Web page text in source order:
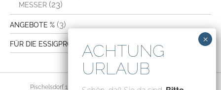
MESSER (23)
ANGEBOTE % (3)
FÜR DIE ESSIGPRODUKTION (4)
Pischelsdorf 156, 8212 Pischelsdorf, Austria – ATU70094435